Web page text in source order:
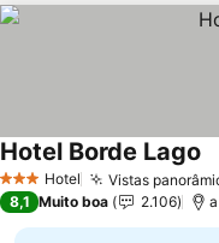
3 EstrelasHotel Vistas
Hotel Borde Lago
8,1 Muito boa 2.106